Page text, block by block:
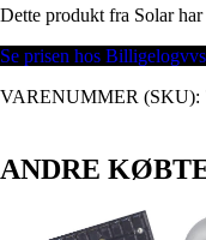
Dette produkt fra Solar
Se prisen hos
VARENUMMER (SKU):
ANDRE